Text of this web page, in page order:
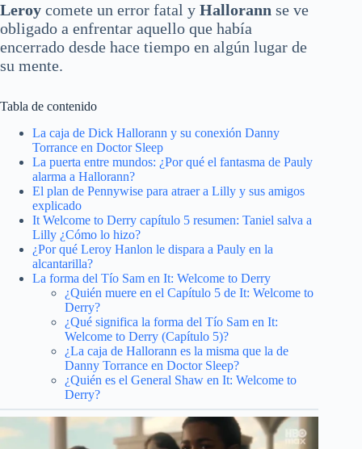
Leroy comete un error fatal y Hallorann se ve
obligado a enfrentar aquello que había
encerrado desde hace tiempo en algún lugar de
su mente.
Tabla de contenido
La caja de Dick Hallorann y su conexión Danny
Torrance en Doctor Sleep
La puerta entre mundos: ¿Por qué el fantasma de Pauly
alarma a Hallorann?
El plan de Pennywise para atraer a Lilly y sus amigos
explicado
It Welcome to Derry capítulo 5 resumen: Taniel salva a
Lilly ¿Cómo lo hizo?
¿Por qué Leroy Hanlon le dispara a Pauly en la
alcantarilla?
La forma del Tío Sam en It: Welcome to Derry
¿Quién muere en el Capítulo 5 de It: Welcome to
Derry?
¿Qué significa la forma del Tío Sam en It:
Welcome to Derry (Capítulo 5)?
¿La caja de Hallorann es la misma que la de
Danny Torrance en Doctor Sleep?
¿Quién es el General Shaw en It: Welcome to
Derry?